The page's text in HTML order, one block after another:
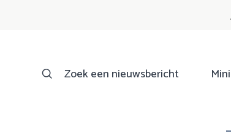
Zoek een nieuwsbericht